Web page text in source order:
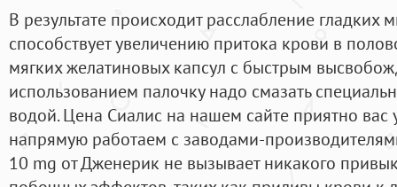
В результате происходит расслабление
способствует увеличению притока крови в
мягких желатиновых капсул с быстрым
использованием палочку надо смазать
водой. Цена Сиалис на нашем сайте приятно вас
напрямую работаем с заводами-
10 mg от Дженерик не вызывает никакого